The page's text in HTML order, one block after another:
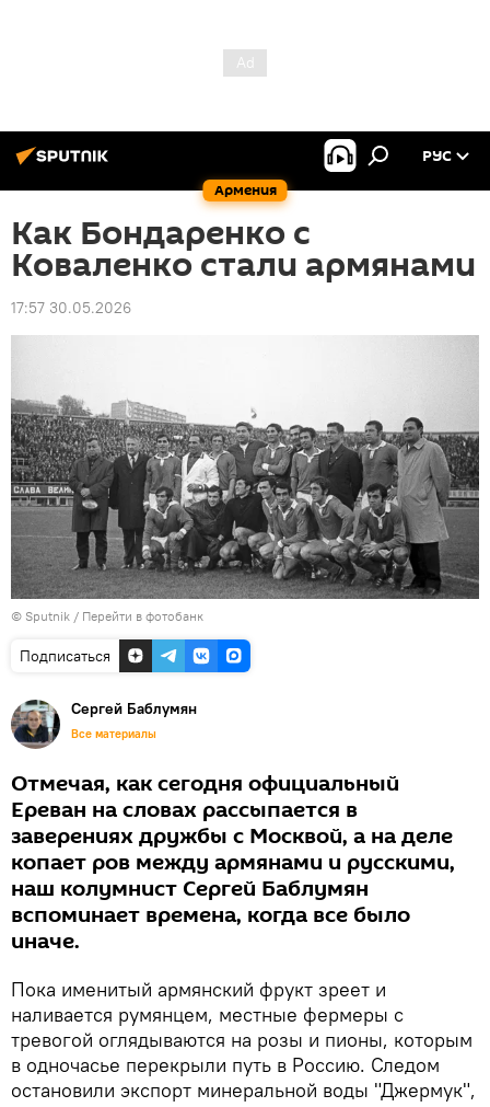
Армения
РУС
Как Бондаренко с
Коваленко стали армянами
17:57 30.05.2026
© Sputnik / Перейти в фотобанк
Подписаться
Сергей Баблумян
Все материалы
Отмечая, как сегодня официальный
Ереван на словах рассыпается в
заверениях дружбы с Москвой, а на деле
копает ров между армянами и русскими,
наш колумнист Сергей Баблумян
вспоминает времена, когда все было
иначе.
Пока именитый армянский фрукт зреет и
наливается румянцем, местные фермеры с
тревогой оглядываются на розы и пионы, которым
в одночасье перекрыли путь в Россию. Следом
остановили экспорт минеральной воды "Джермук",